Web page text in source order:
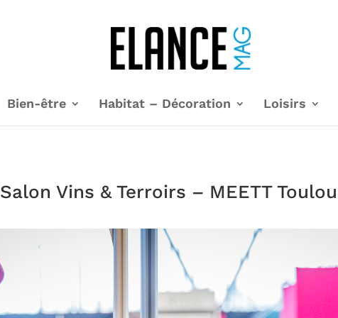
Bien-être Habitat – Décoration Loisirs
Salon Vins & Terroirs – MEETT